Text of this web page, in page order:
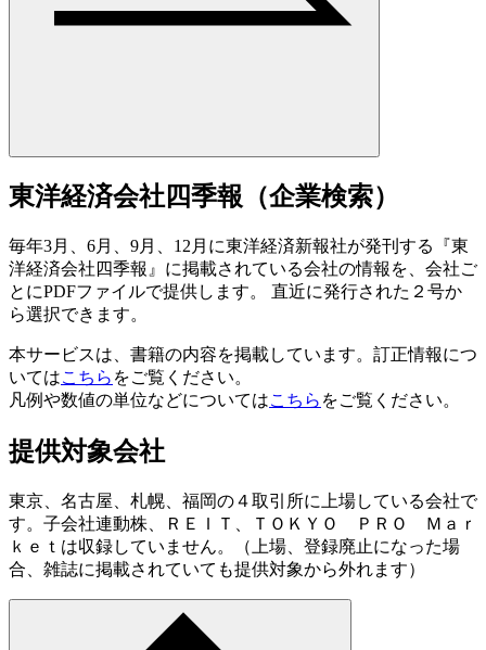
東洋経済会社四季報（企業検索）
毎年3月、6月、9月、12月に東洋経済新報社が発刊する『東
洋経済会社四季報』に掲載されている会社の情報を、会社ご
とにPDFファイルで提供します。 直近に発行された２号か
ら選択できます。
本サービスは、書籍の内容を掲載しています。訂正情報につ
いてはこちら をご覧ください。
凡例や数値の単位などについてはこちら をご覧ください。
提供対象会社
東京、名古屋、札幌、福岡の４取引所に上場している会社で
す。子会社連動株、ＲＥＩＴ、ＴＯＫＹＯ ＰＲＯ Ｍａｒ
ｋｅｔは収録していません。（上場、登録廃止になった場
合、雑誌に掲載されていても提供対象から外れます）